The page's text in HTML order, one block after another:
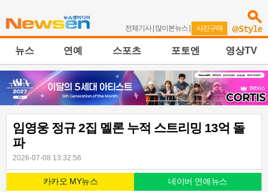
전체기사| 많이본뉴스 | 사진구매
뉴스 연예 스포츠 포토엔 영상TV
임영웅 정규 2집 멜론 누적 스트리밍 13억 돌
파
2026-07-08 13:32:56
카카오 MY뉴스 네이버 연예뉴스